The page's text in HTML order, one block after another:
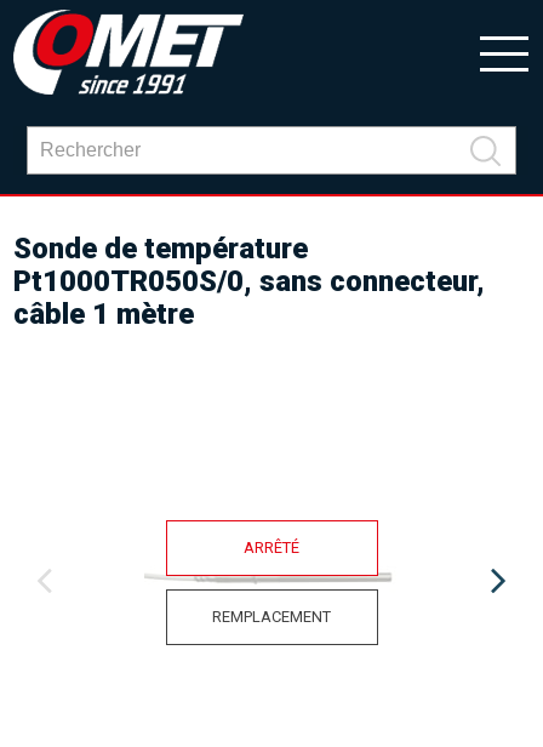
Sonde de température
Pt1000TR050S/0, sans connecteur,
câble 1 mètre
ARRÊTÉ
REMPLACEMENT